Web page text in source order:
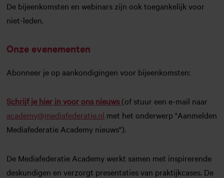
De bijeenkomsten en webinars zijn ook toegankelijk voor
niet-leden.
Onze evenementen
Abonneer je op aankondigingen voor bijeenkomsten:
Schrijf je hier in voor ons nieuws(of stuur een e-mail naar
academy@mediafederatie.nl met het onderwerp "Aanmelden
Mediafederatie Academy nieuws").
De Mediafederatie Academy werkt samen met inspirerende
deskundigen en verzorgt presentaties van praktijkcases. De